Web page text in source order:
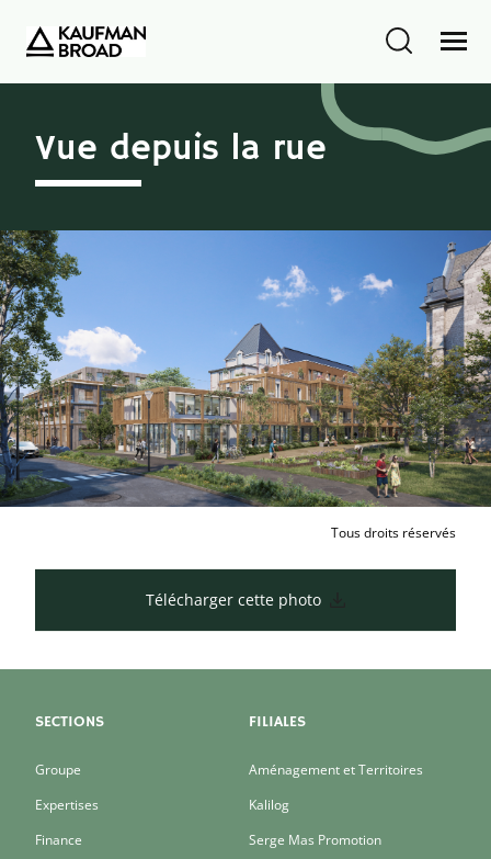
Vue depuis la rue
Tous droits réservés
Télécharger cette photo
SECTIONS
Groupe
Expertises
Finance
FILIALES
Aménagement et Territoires
Kalilog
Serge Mas Promotion